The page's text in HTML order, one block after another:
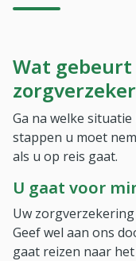
Wat
Ga na welke
stappen u moet
als u op reis gaat.
U gaat voor
Uw
Geef wel aan ons
gaat reizen naar